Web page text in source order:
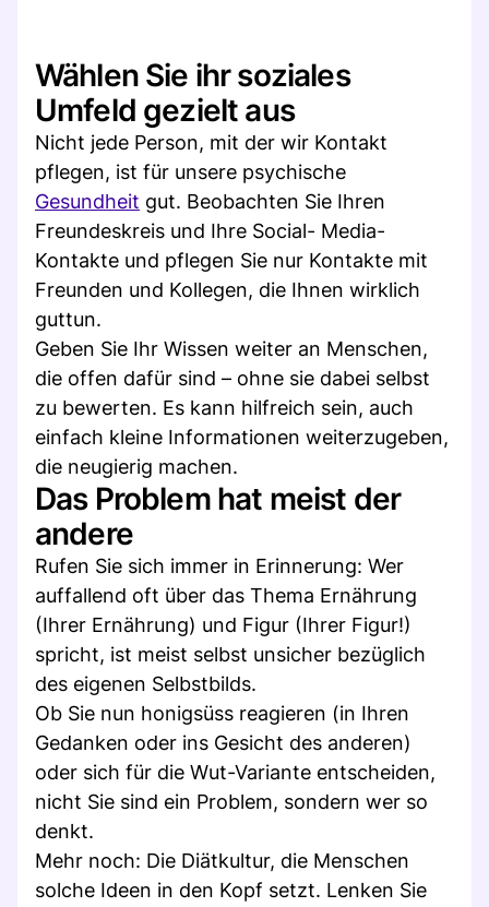
Wählen Sie ihr soziales
Umfeld gezielt aus
Nicht jede Person, mit der wir Kontakt
pflegen, ist für unsere psychische
Gesundheit gut. Beobachten Sie Ihren
Freundeskreis und Ihre Social- Media-
Kontakte und pflegen Sie nur Kontakte mit
Freunden und Kollegen, die Ihnen wirklich
guttun.
Geben Sie Ihr Wissen weiter an Menschen,
die offen dafür sind – ohne sie dabei selbst
zu bewerten. Es kann hilfreich sein, auch
einfach kleine Informationen weiterzugeben,
die neugierig machen.
Das Problem hat meist der
andere
Rufen Sie sich immer in Erinnerung: Wer
auffallend oft über das Thema Ernährung
(Ihrer Ernährung) und Figur (Ihrer Figur!)
spricht, ist meist selbst unsicher bezüglich
des eigenen Selbstbilds.
Ob Sie nun honigsüss reagieren (in Ihren
Gedanken oder ins Gesicht des anderen)
oder sich für die Wut-Variante entscheiden,
nicht Sie sind ein Problem, sondern wer so
denkt.
Mehr noch: Die Diätkultur, die Menschen
solche Ideen in den Kopf setzt. Lenken Sie